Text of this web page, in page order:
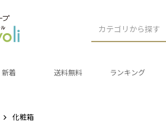
カテゴリから探す
新着 送料無料 ランキング
化粧箱